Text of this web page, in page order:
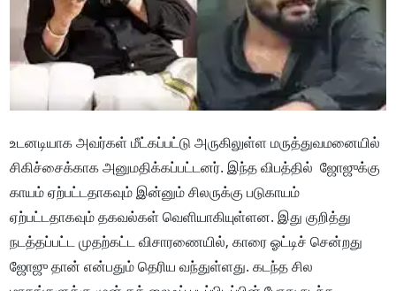
உடனடியாக அவர்கள் மீட்கப்பட்டு அருகிலுள்ள மருத்துவமனையில்
சிகிச்சைக்காக அனுமதிக்கப்பட்டனர். இந்த விபத்தில் ஜோஜுக்கு
காயம் ஏற்பட்டதாகவும் இன்னும் சிலருக்கு படுகாயம்
ஏற்பட்டதாகவும் தகவல்கள் வெளியாகியுள்ளன. இது குறித்து
நடத்தப்பட்ட முதற்கட்ட விசாரணையில், காரை ஓட்டிச் சென்றது
ஜோஜு தான் என்பதும் தெரிய வந்துள்ளது. கடந்த சில